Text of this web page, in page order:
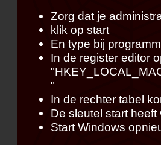
Zorg dat je
klik op start
En type bij
In de register editor
"
In de rechter tabel
De sleutel start
Start Windows